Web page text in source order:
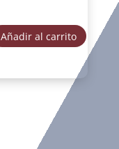
Añadir al carrito